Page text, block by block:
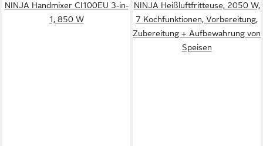
NINJA Handmixer CI100EU 3-in-
1, 850 W
NINJA Heißluftfritteuse, 2050 W,
7 Kochfunktionen, Vorbereitung,
Zubereitung + Aufbewahrung von
Speisen